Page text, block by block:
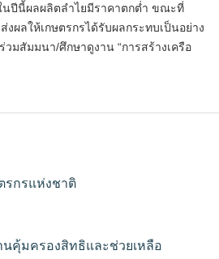
นปีนี้ผลผลิตลำไยมีราคาตกต่ำ ขณะที่
งผลให้เกษตรกรได้รับผลกระทบเป็นอย่าง
มสัมมนา/ศึกษาดูงาน “การสร้างเครือ
รกรแห่งชาติ
นคุ้มครองสิทธิและช่วยเหลือ